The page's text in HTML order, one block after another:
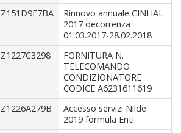
Z151D9F7BA
Rinnovo annuale CINHAL
2017 decorrenza
01.03.2017-28.02.2018
Z1227C3298
FORNITURA N.
TELECOMANDO
CONDIZIONATORE
CODICE A6231611619
Z1226A279B
Accesso servizi Nilde
2019 formula Enti